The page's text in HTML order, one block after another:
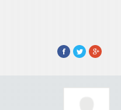
Facebook
TwitterGoogle+